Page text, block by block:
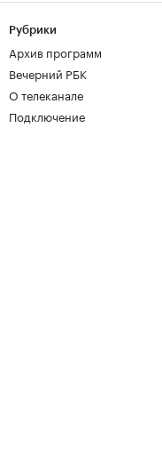
Рубрики
Архив программ
Вечерний РБК
О телеканале
Подключение